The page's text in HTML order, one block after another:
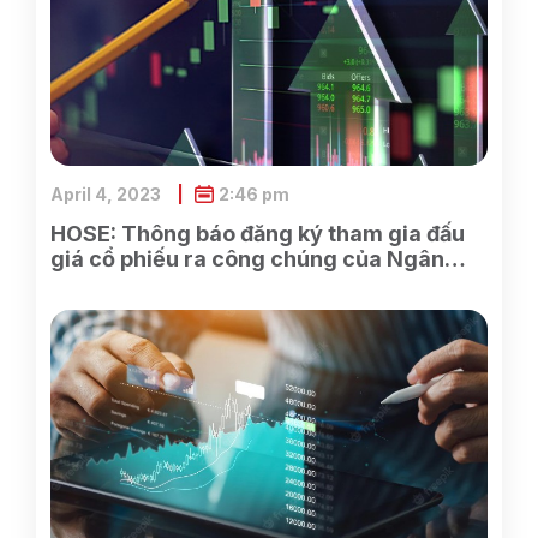
HOSE: Thông báo đăng ký tham gia đấu
giá cổ phiếu ra công chúng của Ngân
April 4, 2023 2:46 pm